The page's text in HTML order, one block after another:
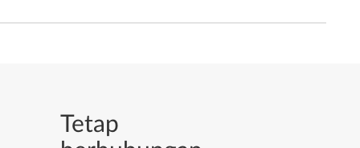
Tetap